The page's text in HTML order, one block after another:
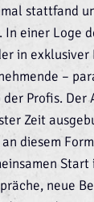
stattfand
einer Loge
in exklusiver
–
Profis. Der
Zeit
diesem
Start
neue